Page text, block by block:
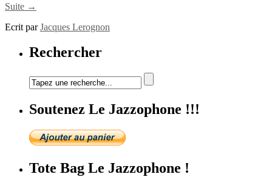
Suite →
Ecrit parJacques Lerognon
Rechercher
Soutenez Le Jazzophone !!!
Tote Bag Le Jazzophone !